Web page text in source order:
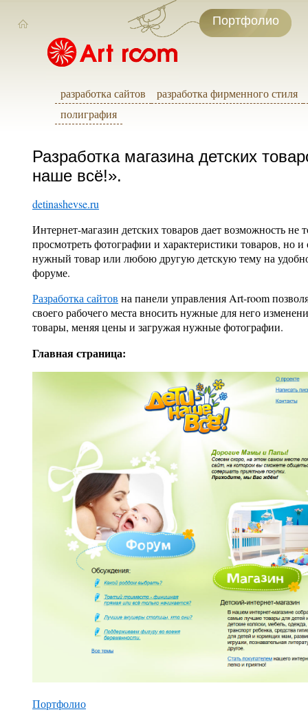
Портфолио
разработка сайтов
разработка фирменного стиля
полиграфия
Разработка магазина детских
наше всё!».
detinashevse.ru
Интернет-магазин детских товаров дает возможность не
просмотреть фотографии и характеристики товаров, но и
нужный товар или любою другую детскую тему на
форуме.
Разработка сайтов на панели управления Art-room
своего рабочего места вносить нужные для него
товары, меняя цены и загружая нужные фотографии.
Главная страница:
Портфолио